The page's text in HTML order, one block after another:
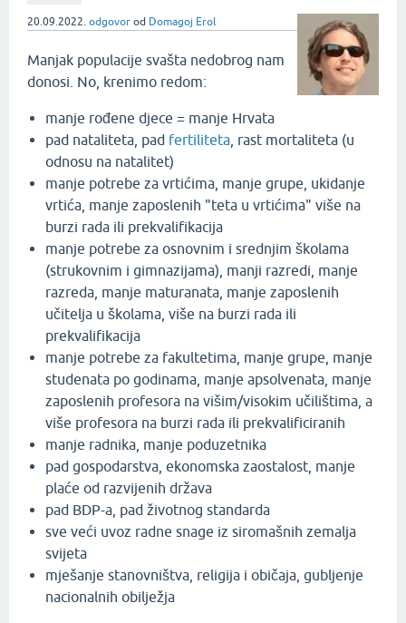
20.09.2022. odgovor od Domagoj Erol
Manjak populacije svašta nedobrog nam
donosi. No, krenimo redom:
manje rođene djece = manje Hrvata
pad nataliteta, pad fertiliteta , rast mortaliteta (u
odnosu na natalitet)
manje potrebe za vrtićima, manje grupe, ukidanje
vrtića, manje zaposlenih "teta u vrtićima" više na
burzi rada ili prekvalifikacija
manje potrebe za osnovnim i srednjim školama
(strukovnim i gimnazijama), manji razredi, manje
razreda, manje maturanata, manje zaposlenih
učitelja u školama, više na burzi rada ili
prekvalifikacija
manje potrebe za fakultetima, manje grupe, manje
studenata po godinama, manje apsolvenata, manje
zaposlenih profesora na višim/visokim učilištima, a
više profesora na burzi rada ili prekvalificiranih
manje radnika, manje poduzetnika
pad gospodarstva, ekonomska zaostalost, manje
plaće od razvijenih država
pad BDP-a, pad životnog standarda
sve veći uvoz radne snage iz siromašnih zemalja
svijeta
mješanje stanovništva, religija i običaja, gubljenje
nacionalnih obilježja